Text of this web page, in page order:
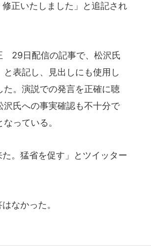
正いたしました」と追記され
29日配信の記事で、松沢氏
表記し、見出しにも使用し
。演説での発言を正確に聴
沢氏への事実確認も不十分で
っている。
。猛省を促す」とツイッター
なかった。